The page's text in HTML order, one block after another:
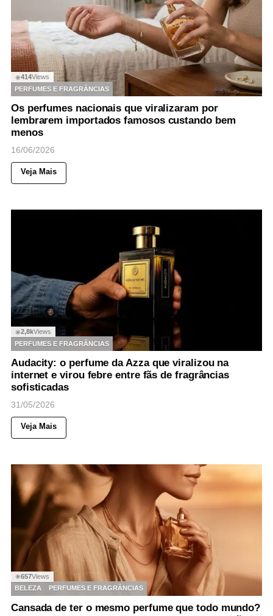
◉414Views
PERFUMES E FRAGRÂNCIAS
Os perfumes nacionais que viralizaram por
lembrarem importados famosos custando bem
menos
16/06/2026
Veja Mais
◉2,8kViews
PERFUMES E FRAGRÂNCIAS
Audacity: o perfume da Azza que viralizou na
internet e virou febre entre fãs de fragrâncias
sofisticadas
31/05/2026
Veja Mais
◉657Views
BELEZA
PERFUMES E FRAGRÂNCIAS
Cansada de ter o mesmo perfume que todo mundo?